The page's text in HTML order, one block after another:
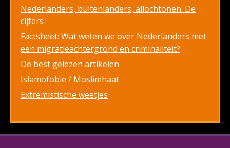
Nederlanders, buitenlanders, allochtonen. De
cijfers
Factsheet: Wat weten we over Nederlanders met
een migratieachtergrond en criminaliteit?
De best gelezen artikelen
Islamofobie / Moslimhaat
Extremistische weetjes